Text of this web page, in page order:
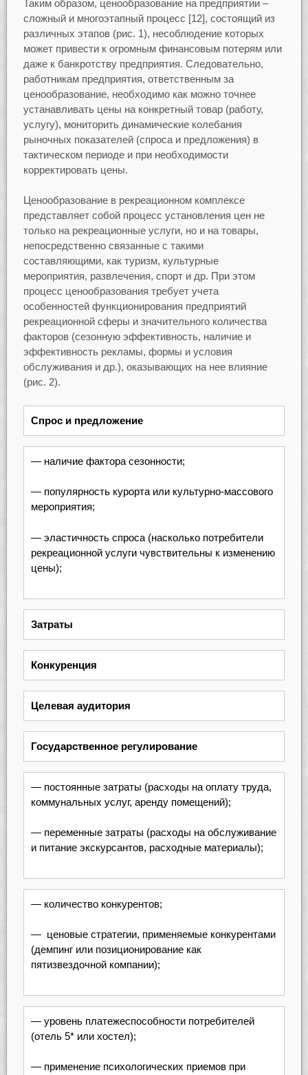
Таким образом, ценообразование на предприятии –
сложный и многоэтапный процесс [12], состоящий из
различных этапов (рис. 1), несоблюдение которых
может привести к огромным финансовым потерям или
даже к банкротству предприятия. Следовательно,
работникам предприятия, ответственным за
ценообразование, необходимо как можно точнее
устанавливать цены на конкретный товар (работу,
услугу), мониторить динамические колебания
рыночных показателей (спроса и предложения) в
тактическом периоде и при необходимости
корректировать цены.
Ценообразование в рекреационном комплексе
представляет собой процесс установления цен не
только на рекреационные услуги, но и на товары,
непосредственно связанные с такими
составляющими, как туризм, культурные
мероприятия, развлечения, спорт и др. При этом
процесс ценообразования требует учета
особенностей функционирования предприятий
рекреационной сферы и значительного количества
факторов (сезонную эффективность, наличие и
эффективность рекламы, формы и условия
обслуживания и др.), оказывающих на нее влияние
(рис. 2).
Спрос и предложение
— наличие фактора сезонности;
— популярность курорта или культурно-массового
мероприятия;
— эластичность спроса (насколько потребители
рекреационной услуги чувствительны к изменению
цены);
Затраты
Конкуренция
Целевая аудитория
Государственное регулирование
— постоянные затраты (расходы на оплату труда,
коммунальных услуг, аренду помещений);
— переменные затраты (расходы на обслуживание
и питание экскурсантов, расходные материалы);
— количество конкурентов;
— ценовые стратегии, применяемые конкурентами
(демпинг или позиционирование как
пятизвездочной компании);
— уровень платежеспособности потребителей
(отель 5* или хостел);
— применение психологических приемов при